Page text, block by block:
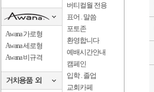
Awana 가로형
Awana 세로형
Awana 비규격
버티컬월 전용
표어 . 말씀
포토존
환영합니다
예배시간안내
캠페인
입학 . 졸업
교회카페